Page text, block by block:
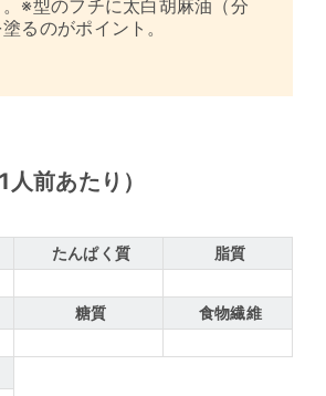
。※型のフチに太白胡麻油（分
るのがポイント。
前あたり）
たんぱく質 脂質
糖質 食物繊維